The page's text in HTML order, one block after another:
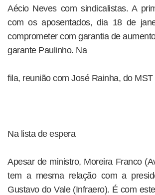
Aécio Neves com sindicalistas. A
com os aposentados, dia 18 de
comprometer com garantia de
garante Paulinho. Na
fila, reunião com José Rainha, do
Na lista de espera
Apesar de ministro, Moreira Franco
tem a mesma relação com a
Gustavo do Vale (Infraero). É com